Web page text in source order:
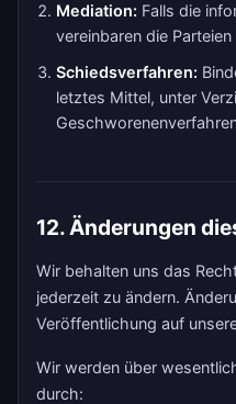
Mediation: Falls die
vereinbaren die
Schiedsverfahren:
letztes Mittel, unter
12. Änderungen
Wir behalten uns das
jederzeit zu ändern.
Veröffentlichung auf
Wir werden über
durch: